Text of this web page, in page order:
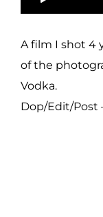
A film I shot 4
of the
Vodka.
Dop/Edit/Post